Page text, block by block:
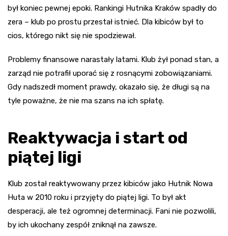
był koniec pewnej epoki. Rankingi Hutnika Kraków spadły do
zera – klub po prostu przestał istnieć. Dla kibiców był to
cios, którego nikt się nie spodziewał.
Problemy finansowe narastały latami. Klub żył ponad stan, a
zarząd nie potrafił uporać się z rosnącymi zobowiązaniami.
Gdy nadszedł moment prawdy, okazało się, że długi są na
tyle poważne, że nie ma szans na ich spłatę.
Reaktywacja i start od
piątej ligi
Klub został reaktywowany przez kibiców jako Hutnik Nowa
Huta w 2010 roku i przyjęty do piątej ligi. To był akt
desperacji, ale też ogromnej determinacji. Fani nie pozwolili,
by ich ukochany zespół zniknął na zawsze.